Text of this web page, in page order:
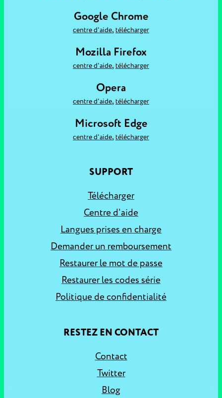
Google Chrome
centre d'aide, télécharger
Mozilla Firefox
centre d'aide, télécharger
Opera
centre d'aide, télécharger
Microsoft Edge
centre d'aide, télécharger
SUPPORT
Télécharger
Centre d'aide
Langues prises en charge
Demander un remboursement
Restaurer le mot de passe
Restaurer les codes série
Politique de confidentialité
RESTEZ EN CONTACT
Contact
Twitter
Blog